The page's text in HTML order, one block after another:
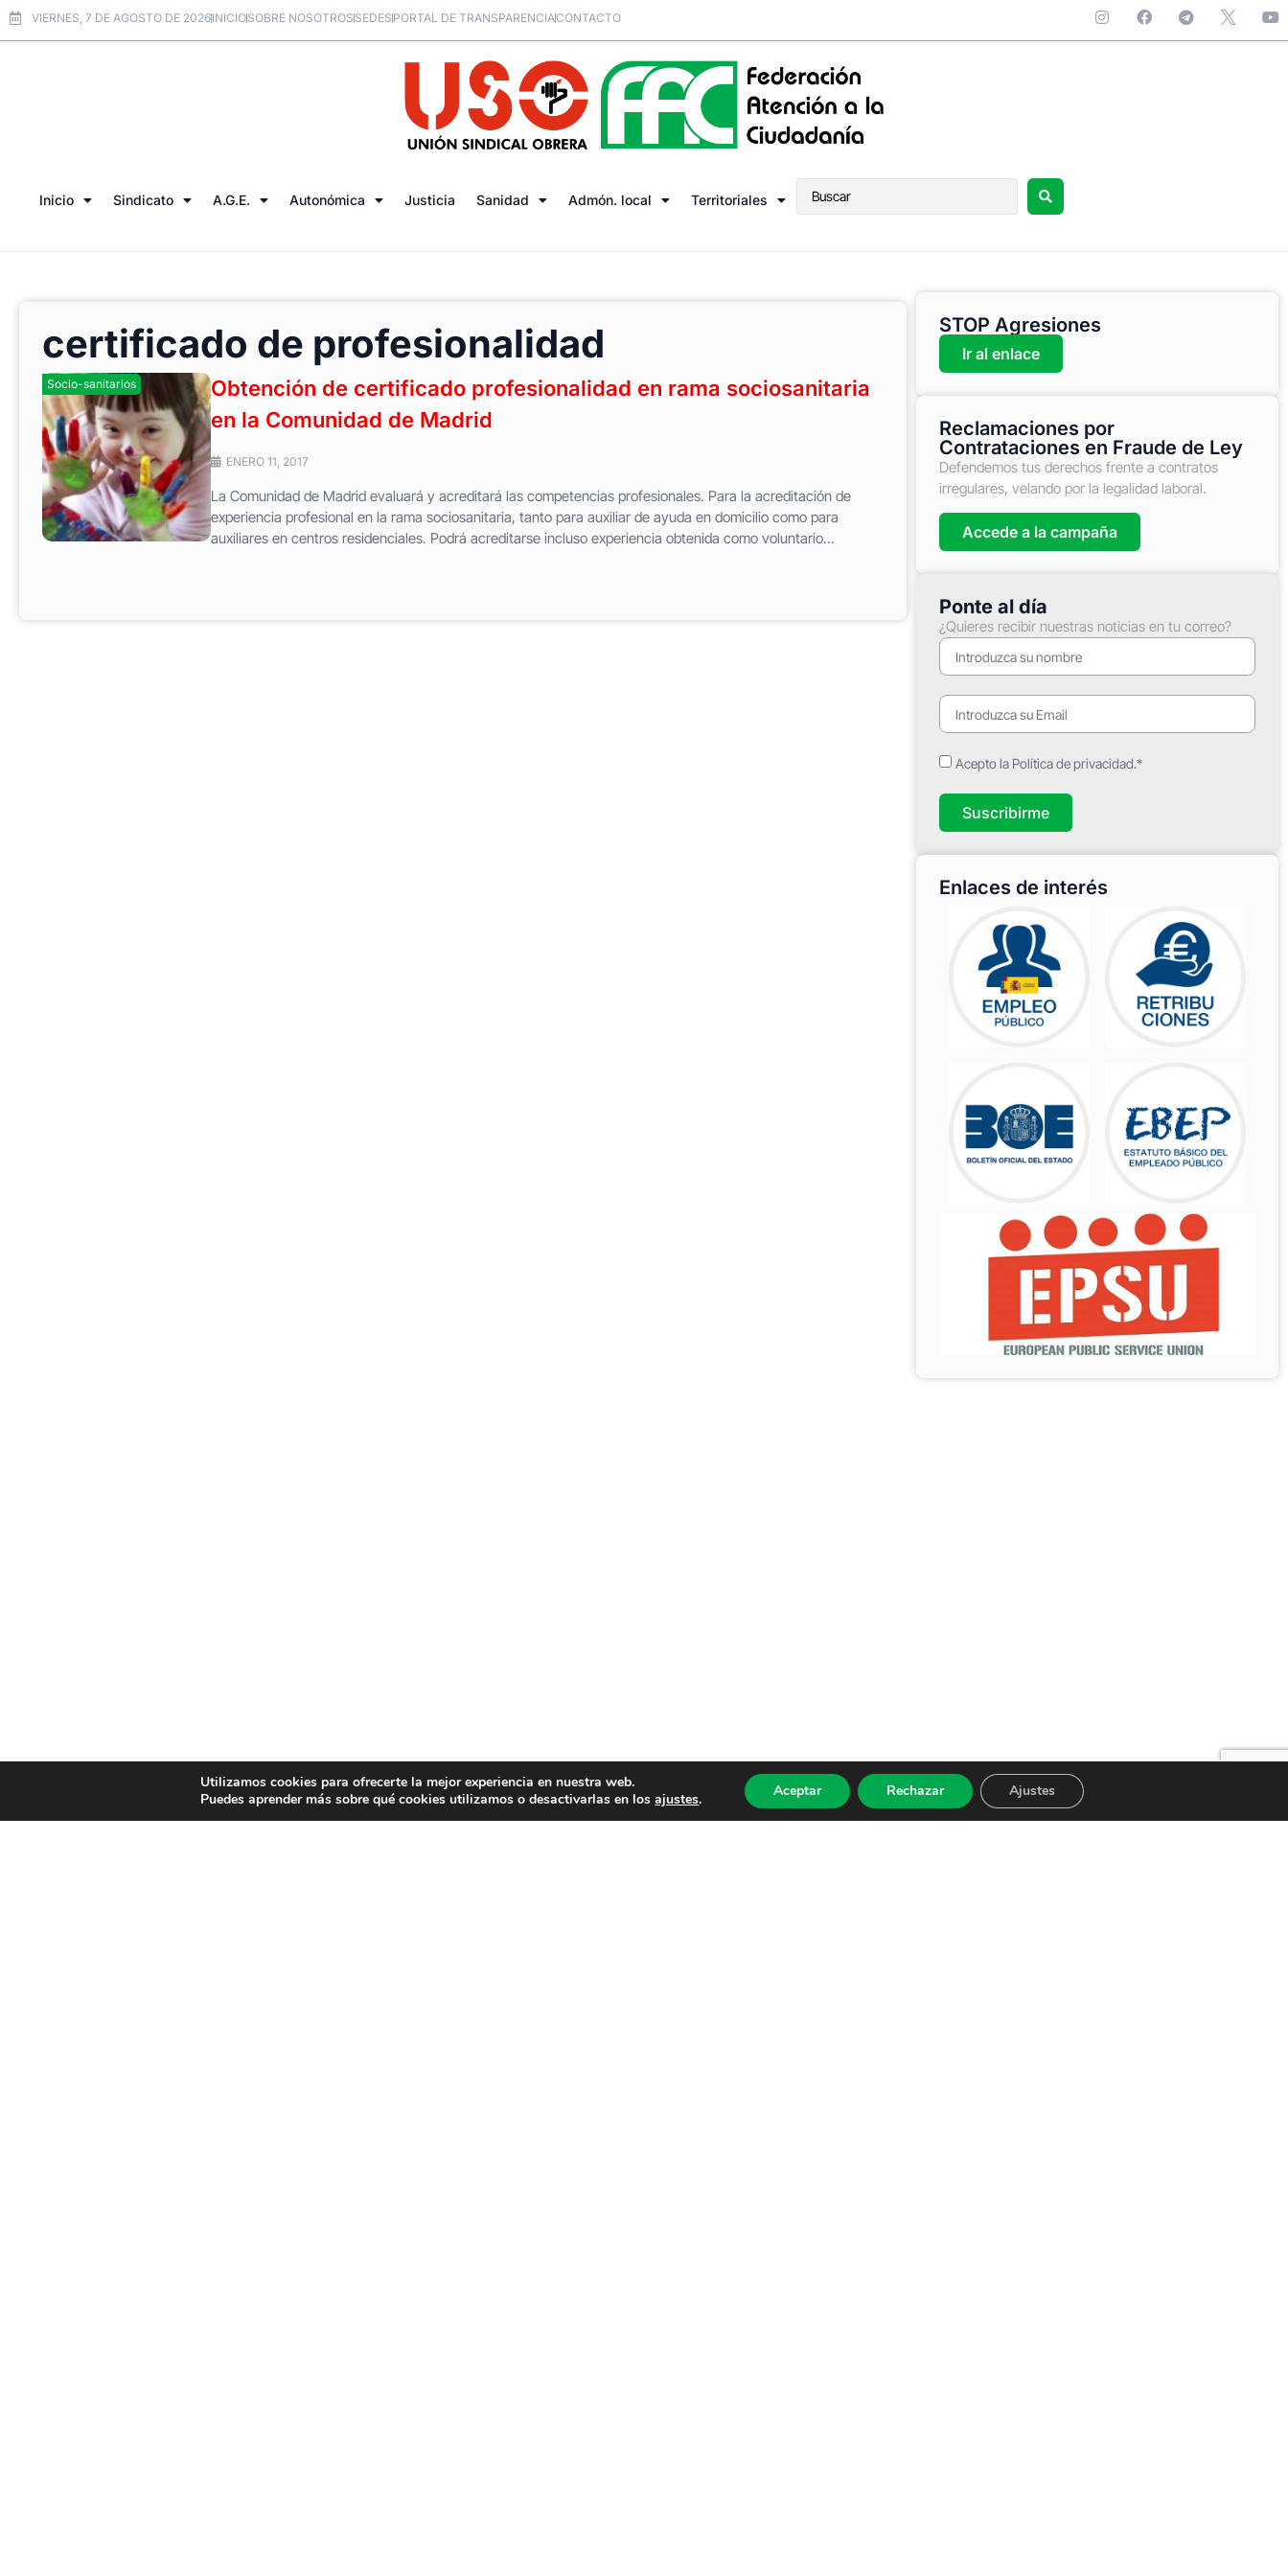
VIERNES, 7 DE AGOSTO DE 2026INICIOSOBRE NOSOTROSSEDESPORTAL DE TRANSPARENCIACONTACTO
Inicio Sindicato A.G.E. Autonómica Justicia Sanidad Admón. local Territoriales
certificado de profesionalidad
Socio-sanitarios
Obtención de certificado profesionalidad en rama sociosanitaria
en la Comunidad de Madrid
ENERO 11, 2017
La Comunidad de Madrid evaluará y acreditará las competencias profesionales. Para la acreditación de
experiencia profesional en la rama sociosanitaria, tanto para auxiliar de ayuda en domicilio como para
auxiliares en centros residenciales. Podrá acreditarse incluso experiencia obtenida como voluntario...
STOP Agresiones
Ir al enlace
Reclamaciones por
Contrataciones en Fraude de Ley
Defendemos tus derechos frente a contratos
irregulares, velando por la legalidad laboral.
Accede a la campaña
Ponte al día
¿Quieres recibir nuestras noticias en tu correo?
Acepto la Política de privacidad.*
Suscribirme
Enlaces de interés
Utilizamos cookies para ofrecerte la mejor experiencia en nuestra web.
Puedes aprender más sobre qué cookies utilizamos o desactivarlas en losajustes. Aceptar Rechazar Ajustes